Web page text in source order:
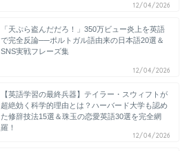
12/04/2026
「天ぷら盗んだだろ！」350万ビュー炎上を英語
で完全反論──ポルトガル語由来の日本語20選＆
SNS実戦フレーズ集
12/04/2026
【英語学習の最終兵器】テイラー・スウィフトが
超絶効く科学的理由とは？ハーバード大学も認め
た修辞技法15選＆珠玉の恋愛英語30選を完全網
羅！
12/04/2026